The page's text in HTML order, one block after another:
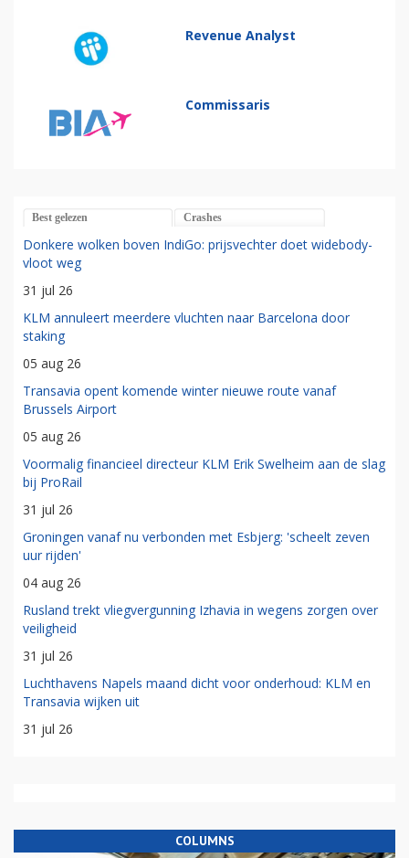
Revenue Analyst
Commissaris
Best gelezen Crashes
Donkere wolken boven IndiGo: prijsvechter doet widebody-
vloot weg
31 jul 26
KLM annuleert meerdere vluchten naar Barcelona door
staking
05 aug 26
Transavia opent komende winter nieuwe route vanaf
Brussels Airport
05 aug 26
Voormalig financieel directeur KLM Erik Swelheim aan de slag
bij ProRail
31 jul 26
Groningen vanaf nu verbonden met Esbjerg: 'scheelt zeven
uur rijden'
04 aug 26
Rusland trekt vliegvergunning Izhavia in wegens zorgen over
veiligheid
31 jul 26
Luchthavens Napels maand dicht voor onderhoud: KLM en
Transavia wijken uit
31 jul 26
COLUMNS